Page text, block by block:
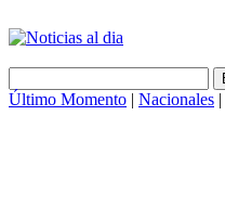
Último Momento | Nacionales |